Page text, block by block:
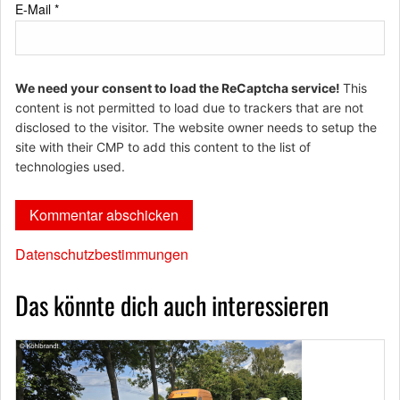
E-Mail *
We need your consent to load the ReCaptcha service! This
content is not permitted to load due to trackers that are not
disclosed to the visitor. The website owner needs to setup the
site with their CMP to add this content to the list of
technologies used.
Datenschutzbestimmungen
Das könnte dich auch interessieren